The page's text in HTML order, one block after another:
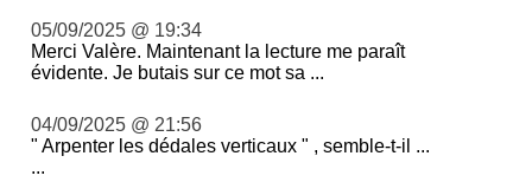
05/09/2025 @ 19:34
Merci Valère. Maintenant la lecture me paraît
évidente. Je butais sur ce mot sa ...
04/09/2025 @ 21:56
" Arpenter les dédales verticaux " , semble-t-il ...
...